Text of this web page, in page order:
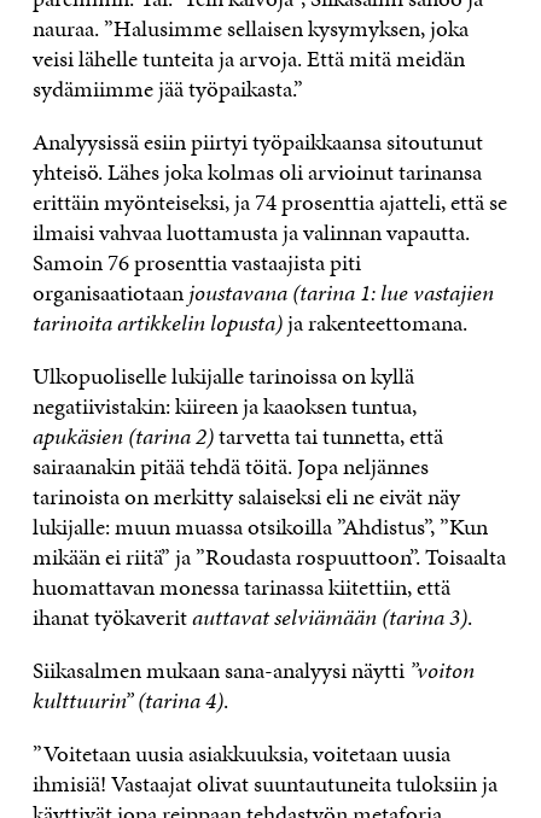
nauraa. ”Halusimme sellaisen kysymyksen, joka
veisi lähelle tunteita ja arvoja. Että mitä meidän
sydämiimme jää työpaikasta.”
Analyysissä esiin piirtyi työpaikkaansa sitoutunut
yhteisö. Lähes joka kolmas oli arvioinut tarinansa
erittäin myönteiseksi, ja 74 prosenttia ajatteli, että se
ilmaisi vahvaa luottamusta ja valinnan vapautta.
Samoin 76 prosenttia vastaajista piti
organisaatiotaanjoustavana (tarina 1: lue vastajien
tarinoita artikkelin lopusta)ja rakenteettomana.
Ulkopuoliselle lukijalle tarinoissa on kyllä
negatiivistakin: kiireen ja kaaoksen tuntua,
apukäsien (tarina 2)tarvetta tai tunnetta, että
sairaanakin pitää tehdä töitä. Jopa neljännes
tarinoista on merkitty salaiseksi eli ne eivät näy
lukijalle: muun muassa otsikoilla ”Ahdistus”, ”Kun
mikään ei riitä” ja ”Roudasta rospuuttoon”. Toisaalta
huomattavan monessa tarinassa kiitettiin, että
ihanat työkaveritauttavat selviämään (tarina 3).
Siikasalmen mukaan sana-analyysi näytti ”voiton
kulttuurin” (tarina 4).
”Voitetaan uusia asiakkuuksia, voitetaan uusia
ihmisiä! Vastaajat olivat suuntautuneita tuloksiin ja